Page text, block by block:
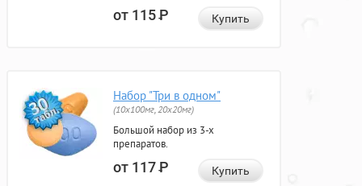
от 115Р Купить
Набор "Три в одном"
(10x100мг, 20x20мг)
Большой набор из 3-х
препаратов.
от 117Р Купить